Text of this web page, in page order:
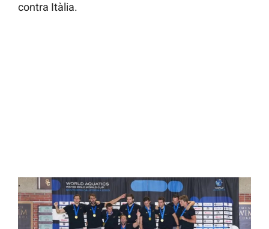
contra Itàlia.